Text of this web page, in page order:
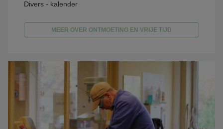
Divers - kalender
MEER OVER ONTMOETING EN VRIJE TIJD